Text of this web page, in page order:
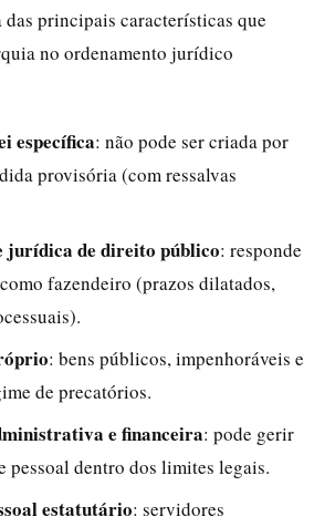
principais características que
no ordenamento jurídico
específica: não pode ser criada por
provisória (com ressalvas
jurídica de direito público: responde
fazendeiro (prazos dilatados,
: bens públicos, impenhoráveis e
de precatórios.
e financeira: pode gerir
pessoal dentro dos limites legais.
estatutário: servidores